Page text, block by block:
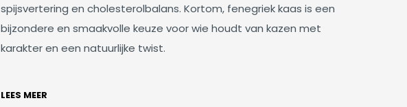
spijsvertering en cholesterolbalans. Kortom, fenegriek kaas is een
bijzondere en smaakvolle keuze voor wie houdt van kazen met
karakter en een natuurlijke twist.
LEES MEER